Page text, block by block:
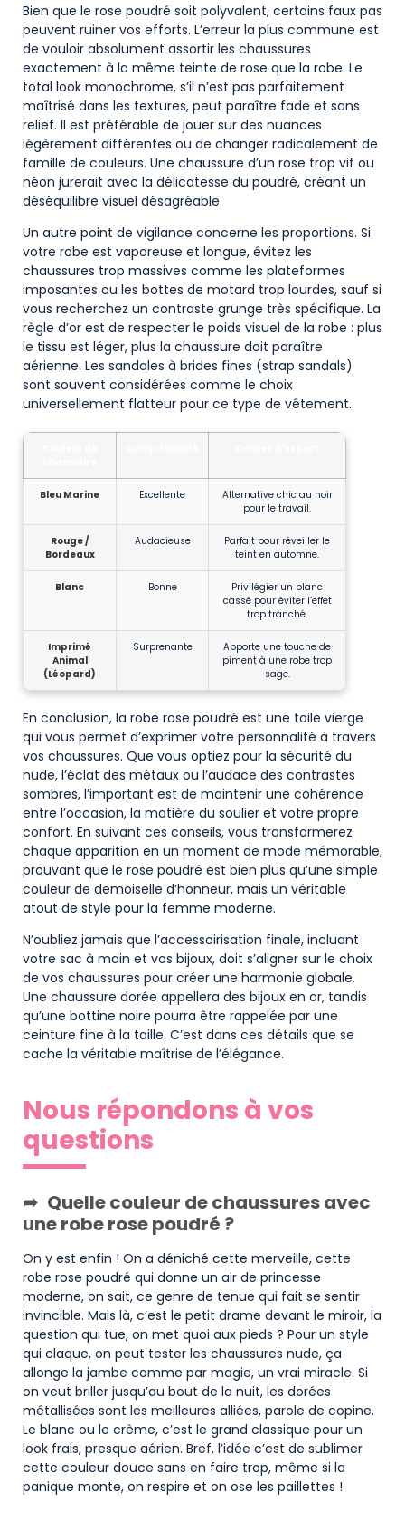
Bien que le rose poudré soit polyvalent, certains faux pas
peuvent ruiner vos efforts. L’erreur la plus commune est
de vouloir absolument assortir les chaussures
exactement à la même teinte de rose que la robe. Le
total look monochrome, s’il n’est pas parfaitement
maîtrisé dans les textures, peut paraître fade et sans
relief. Il est préférable de jouer sur des nuances
légèrement différentes ou de changer radicalement de
famille de couleurs. Une chaussure d’un rose trop vif ou
néon jurerait avec la délicatesse du poudré, créant un
déséquilibre visuel désagréable.
Un autre point de vigilance concerne les proportions. Si
votre robe est vaporeuse et longue, évitez les
chaussures trop massives comme les plateformes
imposantes ou les bottes de motard trop lourdes, sauf si
vous recherchez un contraste grunge très spécifique. La
règle d’or est de respecter le poids visuel de la robe : plus
le tissu est léger, plus la chaussure doit paraître
aérienne. Les sandales à brides fines (strap sandals)
sont souvent considérées comme le choix
universellement flatteur pour ce type de vêtement.
Bleu Marine Excellente
Alternative chic au noir
pour le travail.
Rouge /
Bordeaux
Audacieuse
Parfait pour réveiller le
teint en automne.
Blanc Bonne
Privilégier un blanc
cassé pour éviter l’effet
trop tranché.
Imprimé
Animal
(Léopard)
Surprenante
Apporte une touche de
piment à une robe trop
sage.
En conclusion, la robe rose poudré est une toile vierge
qui vous permet d’exprimer votre personnalité à travers
vos chaussures. Que vous optiez pour la sécurité du
nude, l’éclat des métaux ou l’audace des contrastes
sombres, l’important est de maintenir une cohérence
entre l’occasion, la matière du soulier et votre propre
confort. En suivant ces conseils, vous transformerez
chaque apparition en un moment de mode mémorable,
prouvant que le rose poudré est bien plus qu’une simple
couleur de demoiselle d’honneur, mais un véritable
atout de style pour la femme moderne.
N’oubliez jamais que l’accessoirisation finale, incluant
votre sac à main et vos bijoux, doit s’aligner sur le choix
de vos chaussures pour créer une harmonie globale.
Une chaussure dorée appellera des bijoux en or, tandis
qu’une bottine noire pourra être rappelée par une
ceinture fine à la taille. C’est dans ces détails que se
cache la véritable maîtrise de l’élégance.
Nous répondons à vos
questions
Quelle couleur de chaussures avec
une robe rose poudré ?
On y est enfin ! On a déniché cette merveille, cette
robe rose poudré qui donne un air de princesse
moderne, on sait, ce genre de tenue qui fait se sentir
invincible. Mais là, c’est le petit drame devant le miroir, la
question qui tue, on met quoi aux pieds ? Pour un style
qui claque, on peut tester les chaussures nude, ça
allonge la jambe comme par magie, un vrai miracle. Si
on veut briller jusqu’au bout de la nuit, les dorées
métallisées sont les meilleures alliées, parole de copine.
Le blanc ou le crème, c’est le grand classique pour un
look frais, presque aérien. Bref, l’idée c’est de sublimer
cette couleur douce sans en faire trop, même si la
panique monte, on respire et on ose les paillettes !